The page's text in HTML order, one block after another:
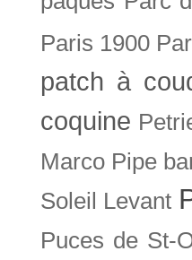
Paris 1900
patch à
coquine
Marco Pipe
Soleil Levant
Puces de St-